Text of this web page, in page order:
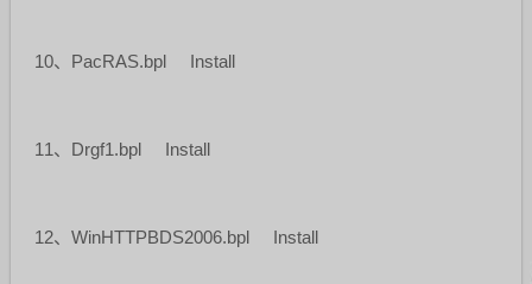
10、PacRAS.bpl Install
11、Drgf1.bpl Install
12、WinHTTPBDS2006.bpl Install